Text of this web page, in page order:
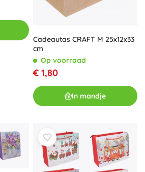
Cadeautas CRAFT M 25x12x33
cm
Op voorraad
€ 1,80
In mandje